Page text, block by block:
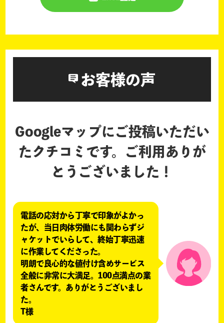
お客様の声
Googleマップにご投稿いただい
たクチコミです。
ご利用ありが
とうございました！
電話の応対から丁寧で印象がよかっ
たが、当日肉体労働にも関わらずジ
ャケットでいらして、終始丁寧迅速
に作業してくださった。
明朗で良心的な値付け含めサービス
全般に非常に大満足。100点満点の業
者さんです。ありがとうございまし
た。
T様